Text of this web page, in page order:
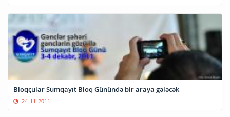
Bloqçular Sumqayıt Bloq Günündə bir araya gələcək
24-11-2011